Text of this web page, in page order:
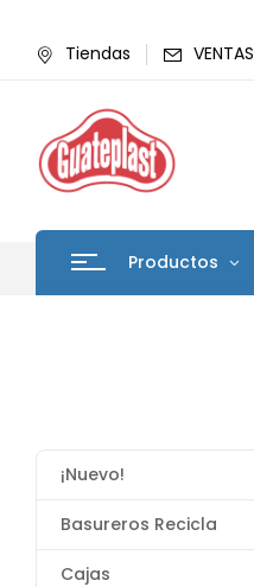
Tiendas
Productos
¡Nuevo!
Basureros Recicla
Cajas